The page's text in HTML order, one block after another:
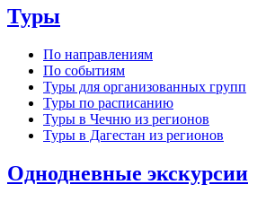
Туры
По направлениям
По событиям
Туры для организованных групп
Туры по расписанию
Туры в Чечню из регионов
Туры в Дагестан из регионов
Однодневные экскурсии